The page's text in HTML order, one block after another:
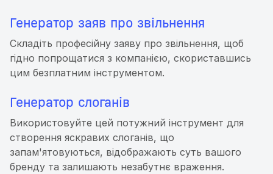
Генератор заяв про звільнення
Складіть професійну заяву про звільнення, щоб
гідно попрощатися з компанією, скориставшись
цим безплатним інструментом.
Генератор слоганів
Використовуйте цей потужний інструмент для
створення яскравих слоганів, що
запам'ятовуються, відображають суть вашого
бренду та залишають незабутнє враження.